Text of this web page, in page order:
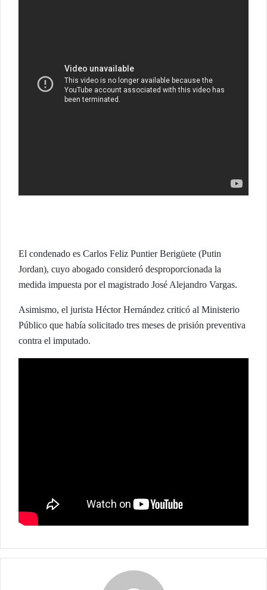
El condenado es Carlos Feliz Puntier Berigüete (Putin
Jordan), cuyo abogado consideró desproporcionada la
medida impuesta por el magistrado José Alejandro Vargas.
Asimismo, el jurista Héctor Hernández criticó al Ministerio
Público que había solicitado tres meses de prisión preventiva
contra el imputado.